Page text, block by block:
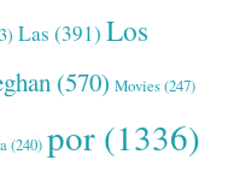
Las (391) Los
(570) Movies(247)
(240) por (1336)